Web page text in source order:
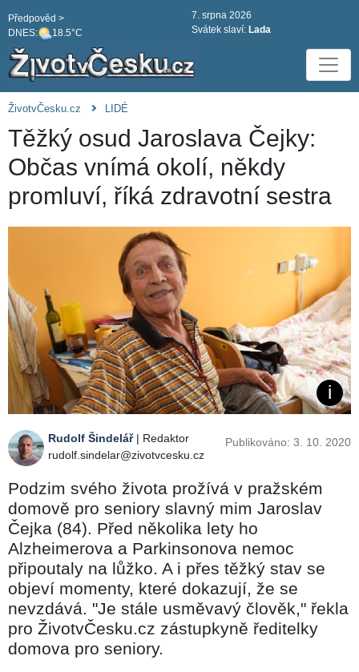
DNES: 18.5°C
Předpověd >
7. srpna 2026
Svátek slaví: Lada
ŽivotvČesku.cz LIDÉ
Těžký osud Jaroslava Čejky:
Občas vnímá okolí, někdy
promluví, říká zdravotní sestra
Rudolf Šindelář| Redaktor
rudolf.sindelar@zivotvcesku.cz
Publikováno: 3. 10. 2020
Podzim svého života prožívá v pražském
domově pro seniory slavný mim Jaroslav
Čejka (84). Před několika lety ho
Alzheimerova a Parkinsonova nemoc
připoutaly na lůžko. A i přes těžký stav se
objeví momenty, které dokazují, že se
nevzdává. "Je stále usměvavý člověk," řekla
pro ŽivotvČesku.cz zástupkyně ředitelky
domova pro seniory.